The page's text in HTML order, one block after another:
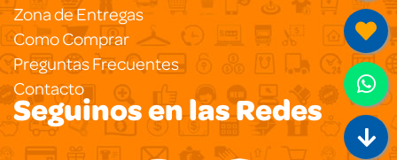
Zona de Entregas
Como Comprar
Preguntas Frecuentes
Contacto
Seguinos en las Redes